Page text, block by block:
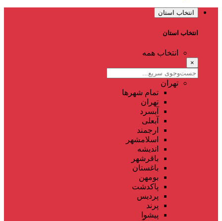
انتخاب استان
انتخاب استان
انتخاب همه
×
تهران
تمام شهر‌ها
تهران
آبسرد
آبعلی
ارجمند
اسلامشهر
اندیشه
باقرشهر
باغستان
بومهن
پاکدشت
پردیس
پرند
پیشوا